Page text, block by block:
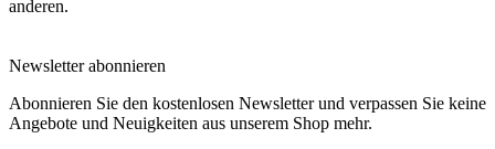
anderen.
Newsletter abonnieren
Abonnieren Sie den kostenlosen Newsletter und verpassen Sie keine
Angebote und Neuigkeiten aus unserem Shop mehr.